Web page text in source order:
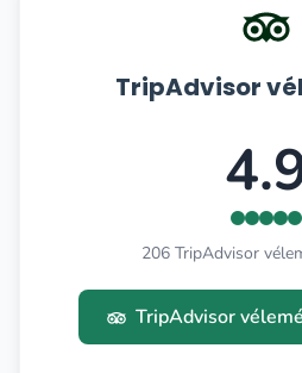
TripAdvisor
206 TripAdvisor
TripAdvisor